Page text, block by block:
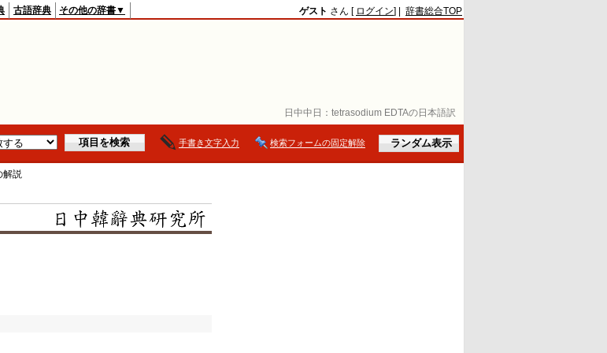
日中中日： tetrasodium EDTAの日本語訳
古語辞典 その他の辞書▼ ゲスト さん [ ログイン] | 辞書総合TOP
手書き文字入力 検索フォームの固定解除
解説